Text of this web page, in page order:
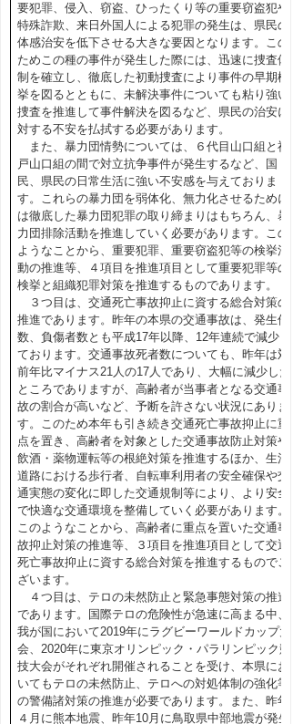
要犯罪、侵入、窃盗、ひったくり等の重要窃盗犯や
特殊詐欺、来日外国人による犯罪の発生は、県民の
体感治安を低下させる大きな要因となります。この
ためこの種の事件が発生した際には、迅速に捜査体
制を確立し、徹底した初動捜査により事件の早期検
挙を図るとともに、未解決事件についても粘り強い
捜査を推進して事件解決を図るなど、県民の治安に
対する不安を払拭する必要があります。
また、暴力団情勢については、６代目山口組と神
戸山口組の間で対立抗争事件が発生するなど、国
民、県民の日常生活に強い不安感を与えておりま
す。これらの暴力団を弱体化、無力化させるために
は徹底した暴力団犯罪の取り締まりはもちろん、暴
力団排除活動を推進していく必要があります。この
ようなことから、重要犯罪、重要窃盗犯等の検挙活
動の推進等、４項目を推進項目として重要犯罪等の
検挙と組織犯罪対策を推進するものであります。
３つ目は、交通死亡事故抑止に資する総合対策の
推進であります。昨年の本県の交通事故は、発生件
数、負傷者数とも平成17年以降、12年連続で減少し
ております。交通事故死者数についても、昨年は対
前年比マイナス21人の17人であり、大幅に減少した
ところでありますが、高齢者が当事者となる交通事
故の割合が高いなど、予断を許さない状況にありま
す。このため本年も引き続き交通死亡事故抑止に重
点を置き、高齢者を対象とした交通事故防止対策や
飲酒・薬物運転等の根絶対策を推進するほか、生活
道路における歩行者、自転車利用者の安全確保や交
通実態の変化に即した交通規制等により、より安全
で快適な交通環境を整備していく必要があります。
このようなことから、高齢者に重点を置いた交通事
故抑止対策の推進等、３項目を推進項目として交通
死亡事故抑止に資する総合対策を推進するものでご
ざいます。
４つ目は、テロの未然防止と緊急事態対策の推進
であります。国際テロの危険性が急速に高まる中、
我が国において2019年にラグビーワールドカップ大
会、2020年に東京オリンピック・パラリンピック競
技大会がそれぞれ開催されることを受け、本県にお
いてもテロの未然防止、テロへの対処体制の強化等
の警備諸対策の推進が必要であります。また、昨年
４月に熊本地震、昨年10月に鳥取県中部地震が発生